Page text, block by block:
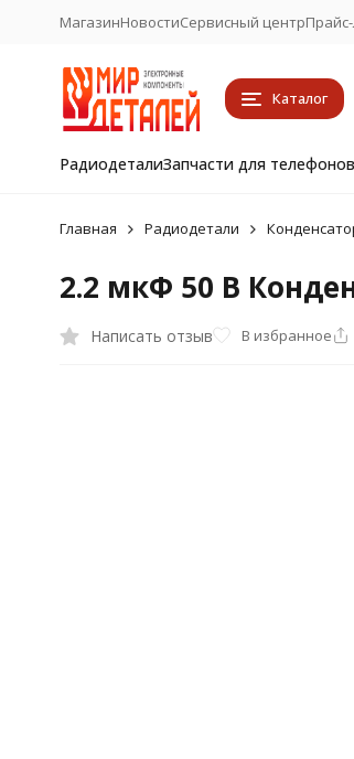
МагазинНовостиСервисный центр
Каталог
РадиодеталиЗапчасти для телефонов
Главная Радиодетали
2.2 мкФ 50 В
Написать отзыв В избранное